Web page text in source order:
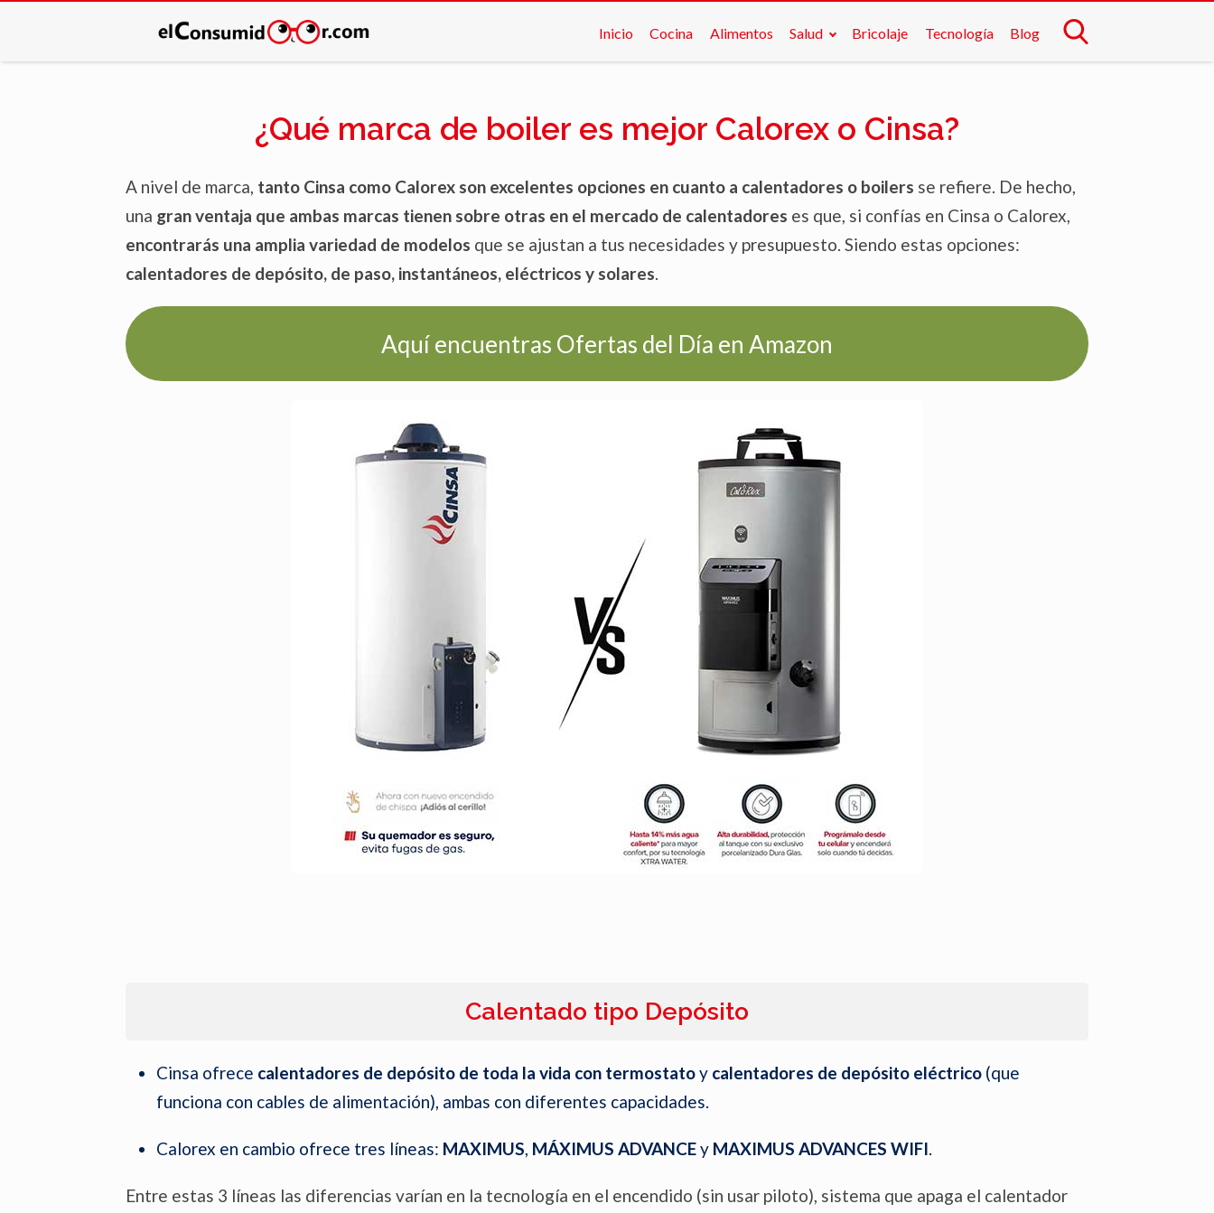
Inicio Cocina Alimentos Salud Bricolaje Tecnología Blog
¿Qué marca de boiler es mejor Calorex o Cinsa?
A nivel de marca, tanto Cinsa como Calorex son excelentes opciones en cuanto a calentadores o boilers se refiere. De hecho,
una gran ventaja que ambas marcas tienen sobre otras en el mercado de calentadores es que, si confías en Cinsa o Calorex,
encontrarás una amplia variedad de modelos que se ajustan a tus necesidades y presupuesto. Siendo estas opciones:
calentadores de depósito, de paso, instantáneos, eléctricos y solares.
Aquí encuentras Ofertas del Día en Amazon
Calentado tipo Depósito
Cinsa ofrece calentadores de depósito de toda la vida con termostatoy calentadores de depósito eléctrico (que
funciona con cables de alimentación), ambas con diferentes capacidades.
Calorex en cambio ofrece tres líneas: MAXIMUS, MÁXIMUS ADVANCEy MAXIMUS ADVANCES WIFI.
Entre estas 3 líneas las diferencias varían en la tecnología en el encendido (sin usar piloto), sistema que apaga el calentador